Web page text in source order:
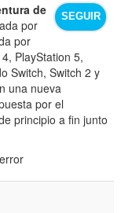
SEGUIR
de
por
por
PlayStation 5,
Switch, Switch 2 y
una nueva
por el
principio a fin junto